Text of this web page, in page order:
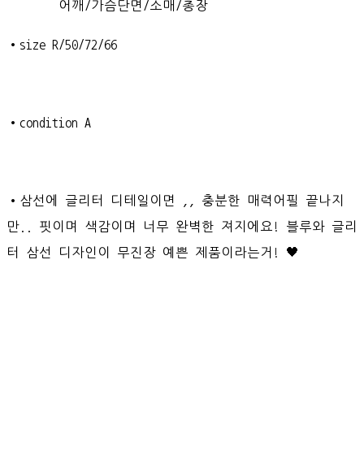
어깨/가슴단면/소매/총장
•size R/50/72/66
•condition A
•삼선에 글리터 디테일이면 ,, 충분한 매력어필 끝나지
만.. 핏이며 색감이며 너무 완벽한 져지에요! 블루와 글리
터 삼선 디자인이 무진장 예쁜 제품이라는거! 🖤